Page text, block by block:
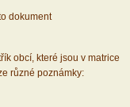
dokument
obcí, které jsou v matrice
různé poznámky: